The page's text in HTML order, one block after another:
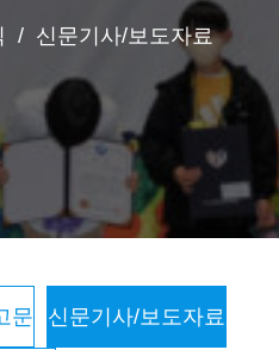
/ 신문기사/보도자료
문 신문기사/보도자료